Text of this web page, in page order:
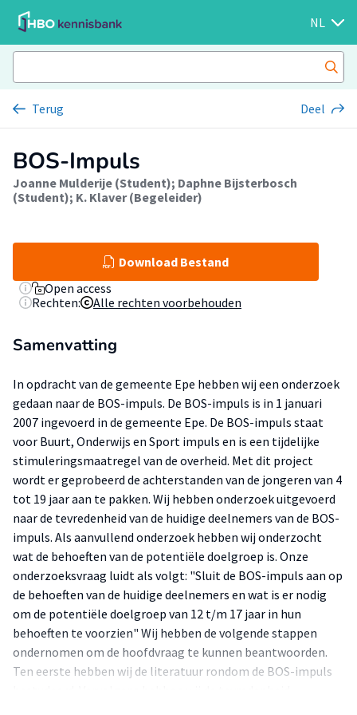
NL
Terug Deel
BOS-Impuls
Joanne Mulderije (Student); Daphne Bijsterbosch
(Student); K. Klaver (Begeleider)
Download Bestand
Open access
Rechten:
Alle rechten voorbehouden
Samenvatting
In opdracht van de gemeente Epe hebben wij een onderzoek
gedaan naar de BOS-impuls. De BOS-impuls is in 1 januari
2007 ingevoerd in de gemeente Epe. De BOS-impuls staat
voor Buurt, Onderwijs en Sport impuls en is een tijdelijke
stimuleringsmaatregel van de overheid. Met dit project
wordt er geprobeerd de achterstanden van de jongeren van 4
tot 19 jaar aan te pakken. Wij hebben onderzoek uitgevoerd
naar de tevredenheid van de huidige deelnemers van de BOS-
impuls. Als aanvullend onderzoek hebben wij onderzocht
wat de behoeften van de potentiële doelgroep is. Onze
onderzoeksvraag luidt als volgt: "Sluit de BOS-impuls aan op
de behoeften van de huidige deelnemers en wat is er nodig
om de potentiële doelgroep van 12 t/m 17 jaar in hun
behoeften te voorzien" Wij hebben de volgende stappen
ondernomen om de hoofdvraag te kunnen beantwoorden.
Ten eerste hebben wij de literatuur rondom de BOS-impuls